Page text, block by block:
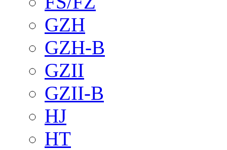
GZH
GZH-B
GZII
GZII-B
HJ
HT